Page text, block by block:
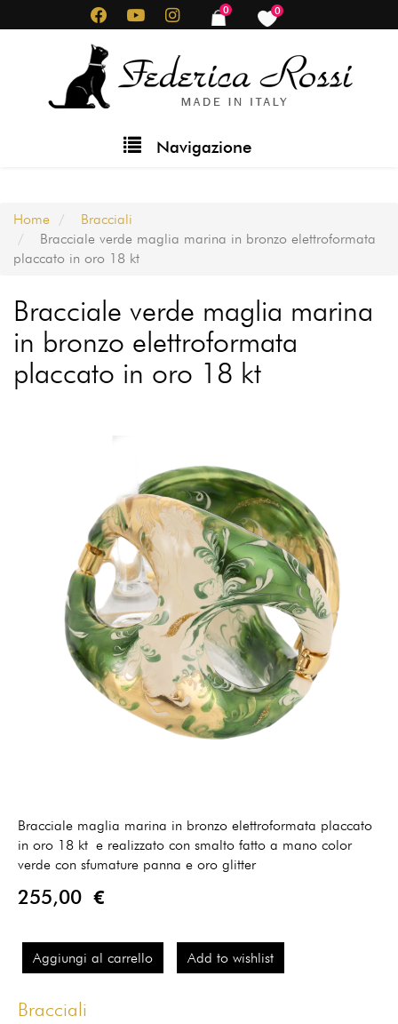
al
0
items
0
items
Navigazione
Home
Bracciali
Bracciale verde maglia marina in bronzo elettroformata
placcato in oro 18 kt
Bracciale verde maglia marina
in bronzo elettroformata
placcato in oro 18 kt
Bracciale maglia marina in bronzo elettroformata placcato
in oro 18 kt e realizzato con smalto fatto a mano color
verde con sfumature panna e oro glitter
255,00 €
Aggiungi al carrello Add to wishlist
Bracciali